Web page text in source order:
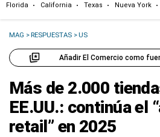
Florida California Texas Nueva York
MAG >RESPUESTAS >US
Añadir El Comercio como
Más de 2.000
EE.UU.: continúa el
retail” en 2025